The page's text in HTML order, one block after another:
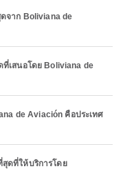
จาก Boliviana de
เสนอโดย Boliviana de
de Aviación คือประเทศ
ดที่ให้บริการโดย